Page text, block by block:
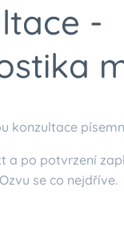
-
konzultace
a po potvrzení
se co nejdříve.